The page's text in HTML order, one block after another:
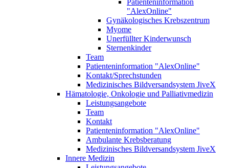
Patienteninformation
"AlexOnline"
Gynäkologisches Krebszentrum
Myome
Unerfüllter Kinderwunsch
Sternenkinder
Team
Patienteninformation "AlexOnline"
Kontakt/Sprechstunden
Medizinisches Bildversandsystem JiveX
Hämatologie, Onkologie und Palliativmedizin
Leistungsangebote
Team
Kontakt
Patienteninformation "AlexOnline"
Ambulante Krebsberatung
Medizinisches Bildversandsystem JiveX
Innere Medizin